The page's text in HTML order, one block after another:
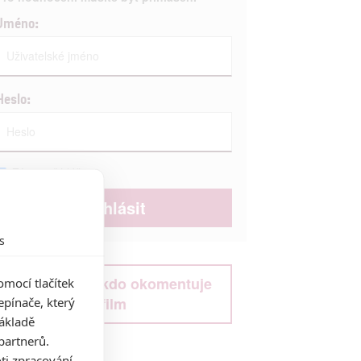
Zůstat přihlášen
Buďte první kdo okomentuje
film
tlačítek
který